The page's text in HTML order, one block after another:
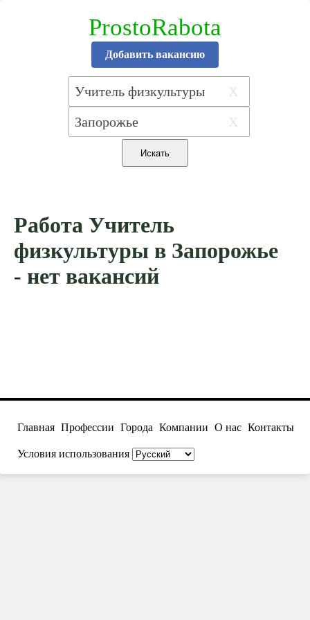
ProstoRabota
Добавить вакансию
X
X
Работа Учитель
физкультуры в Запорожье
- нет вакансий
Главная Профессии Города Компании О нас Контакты
Условия использования